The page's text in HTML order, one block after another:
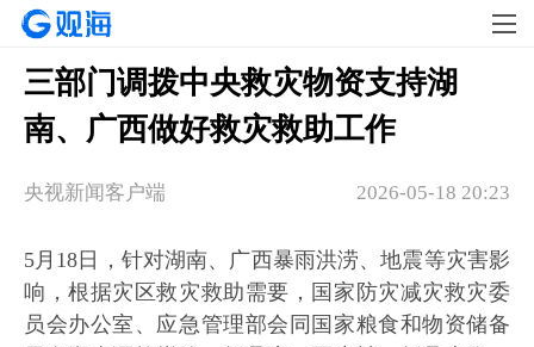
三部门调拨中央救灾物资支持湖
南、广西做好救灾救助工作
2026-05-18 20:23
央视新闻客户端
5月18日，针对湖南、广西暴雨洪涝、地震等灾害影
响，根据灾区救灾救助需要，国家防灾减灾救灾委
员会办公室、应急管理部会同国家粮食和物资储备